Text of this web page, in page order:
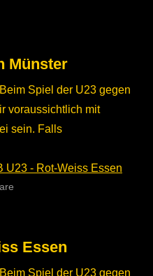
Münster
Spiel der U23 gegen
voraussichtlich mit
sein. Falls
Essen
Spiel der U23 gegen